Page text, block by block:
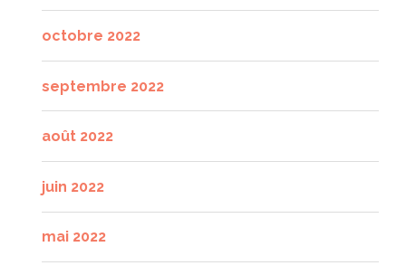
octobre 2022
septembre 2022
août 2022
juin 2022
mai 2022